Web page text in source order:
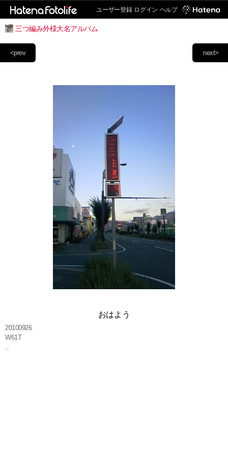
ユーザー登録 ログイン ヘルプ
三つ編み外様大名アルバム
next>
<prev
おはよう
20100926
W61T